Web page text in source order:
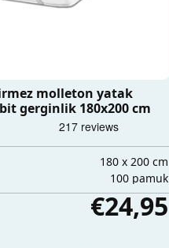
molleton yatak
gerginlik 180x200 cm
180 x 200 cm
100 pamuk
€24,95